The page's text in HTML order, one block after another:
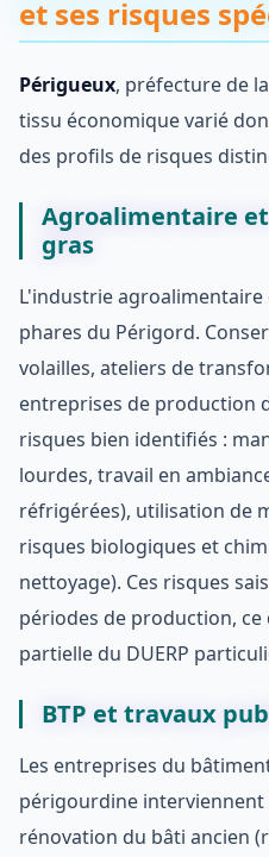
et ses risques
Périgueux, préfecture de
tissu économique varié
des profils de risques
Agroalimentaire
gras
L'industrie agroalimentaire
phares du Périgord.
volailles, ateliers de
entreprises de production
risques bien identifiés :
lourdes, travail en
réfrigérées), utilisation de
risques biologiques et
nettoyage). Ces risques
périodes de production,
partielle du DUERP
BTP et travaux
Les entreprises du
périgourdine interviennent
rénovation du bâti ancien